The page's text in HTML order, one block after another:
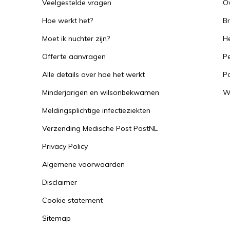
Kalium wordt bij overmaat via de nieren
medicijnen voor de bloeddruk (bepaalde
kaliumgehalte in het bloed te hoog worden.
hartritmestoornissen veroorzaken. Een te
kaliumsupplementen. Een overdosis kan
ernstige hartritmestoornissen, in het
overlijden.
Aanbevolen Dagelijkse Hoeveelheden (ADH)
De Gezondheidsraad in Nederland heeft
gram kalium per dag voor volwassenen.
Veelgestelde vragen
Hoe werkt het?
Moet ik nuchter zijn?
Offerte aanvragen
Alle details over hoe het werkt
Minderjarigen en wilsonbekwamen
Meldingsplichtige infectieziekten
Verzending Medische Post PostNL
Privacy Policy
Algemene voorwaarden
Disclaimer
Cookie statement
Sitemap